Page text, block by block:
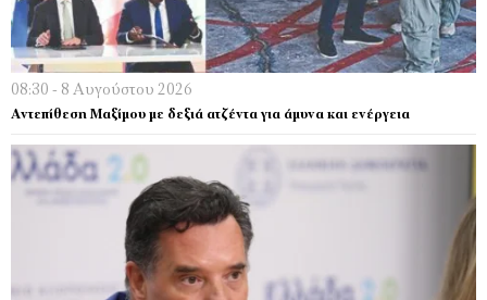
08:30 - 8 Αυγούστου 2026
Αντεπίθεση Μαξίμου με δεξιά ατζέντα για άμυνα και ενέργεια